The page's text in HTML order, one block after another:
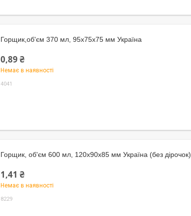
Горщик,об'єм 370 мл, 95х75х75 мм Україна
0,89 ₴
Немає в наявності
4041
Горщик, об'єм 600 мл, 120х90х85 мм Україна (без дірочок)
1,41 ₴
Немає в наявності
8229